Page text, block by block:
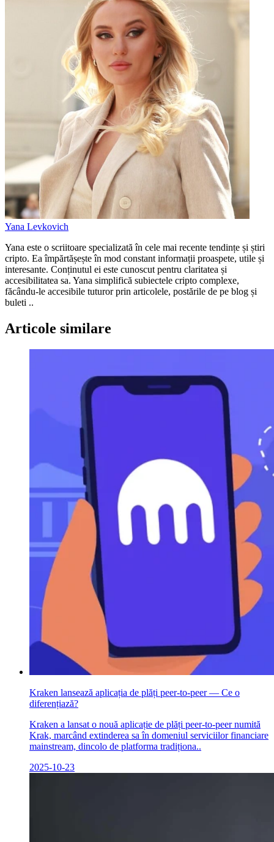
Yana Levkovich
Yana este o scriitoare specializată în cele mai recente tendințe și știri
cripto. Ea împărtășește în mod constant informații proaspete, utile și
interesante. Conținutul ei este cunoscut pentru claritatea și
accesibilitatea sa. Yana simplifică subiectele cripto complexe,
făcându-le accesibile tuturor prin articolele, postările de pe blog și
buleti ..
Articole similare
Kraken lansează aplicația de plăți peer-to-peer — Ce o
diferențiază?
Kraken a lansat o nouă aplicație de plăți peer-to-peer numită
Krak, marcând extinderea sa în domeniul serviciilor financiare
mainstream, dincolo de platforma tradiționa..
2025-10-23